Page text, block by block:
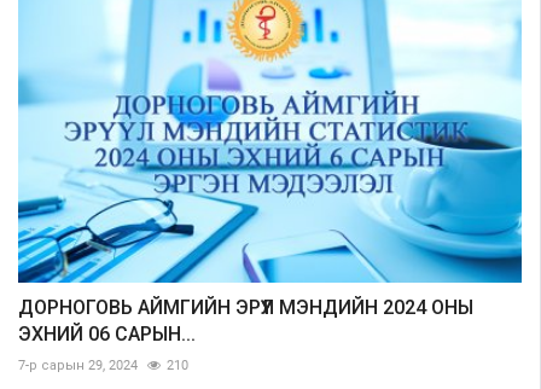
ДОРНОГОВЬ АЙМГИЙН ЭРҮҮЛ МЭНДИЙН 2024 ОНЫ
ЭХНИЙ 06 САРЫН...
7-р сарын 29, 2024 210